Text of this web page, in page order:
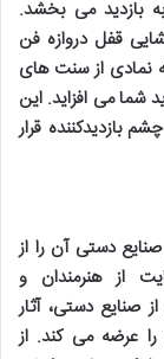
بازدید می بخشد.
مراسم بازگشایی قفل دروازه فن
نمادی از سنت های
شما می افزاید. این
بازدیدکننده قرار
دستی آن را از
از هنرمندان و
صنایع دستی، آثار
عرضه می کند. از